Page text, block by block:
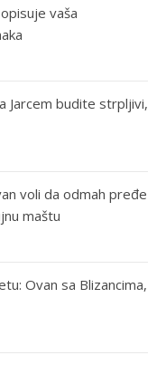
vaša
Jarcem budite strpljivi,
voli da odmah pređe
maštu
Ovan sa Blizancima,